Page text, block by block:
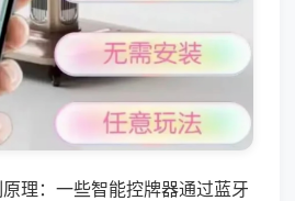
理：一些智能控牌器通过蓝牙